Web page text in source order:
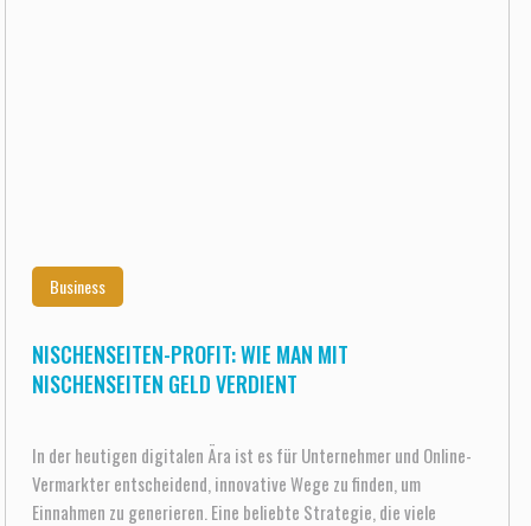
Business
NISCHENSEITEN-PROFIT: WIE MAN MIT
NISCHENSEITEN GELD VERDIENT
In der heutigen digitalen Ära ist es für Unternehmer und Online-
Vermarkter entscheidend, innovative Wege zu finden, um
Einnahmen zu generieren. Eine beliebte Strategie, die viele